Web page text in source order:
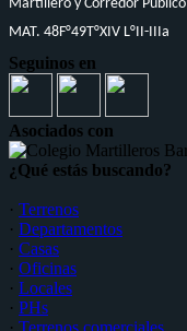
Martillero y Corredor Público
MAT. 48F°49T°XIV L°II-IIIa
Seguinos en
Asociados con
¿Qué estás buscando?
· Terrenos
· Departamentos
· Casas
· Oficinas
· Locales
· PHs